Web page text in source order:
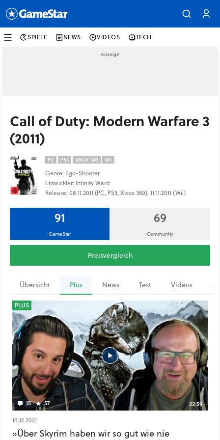
SPIELE NEWS VIDEOS TECH
Call of Duty: Modern Warfare 3
(2011)
PC PS3 XBOX 360 WII
Genre: Ego-Shooter
Entwickler: Infinity Ward
Release: 08.11.2011 (PC, PS3, Xbox 360), 11.11.2011 (Wii)
91
GameStar
69
Community
Preisvergleich
Übersicht Plus News Test Videos
15 57 22:59
PLUS
10.12.2021
»Über Skyrim haben wir so gut wie nie